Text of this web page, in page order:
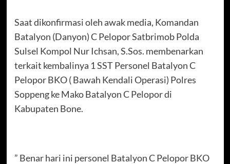
Saat dikonfirmasi oleh awak media, Komandan
Batalyon (Danyon) C Pelopor Satbrimob Polda
Sulsel Kompol Nur Ichsan, S.Sos. membenarkan
terkait kembalinya 1 SST Personel Batalyon C
Pelopor BKO ( Bawah Kendali Operasi) Polres
Soppeng ke Mako Batalyon C Pelopor di
Kabupaten Bone.
” Benar hari ini personel Batalyon C Pelopor BKO